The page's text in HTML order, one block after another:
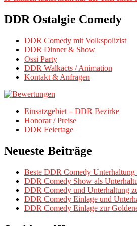
DDR Ostalgie Comedy
DDR Comedy mit Volkspolizist
DDR Dinner & Show
Ossi Party
DDR Walkacts / Animation
Kontakt & Anfragen
Einsatzgebiet – DDR Bezirke
Honorar / Preise
DDR Feiertage
Neueste Beiträge
Beste DDR Comedy Unterhaltung
DDR Comedy Show als
DDR Comedy und Unterhaltung
DDR Comedy Einlage und
DDR Comedy Einlage zur